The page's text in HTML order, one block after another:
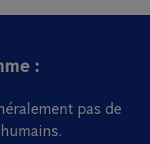
:
pas de